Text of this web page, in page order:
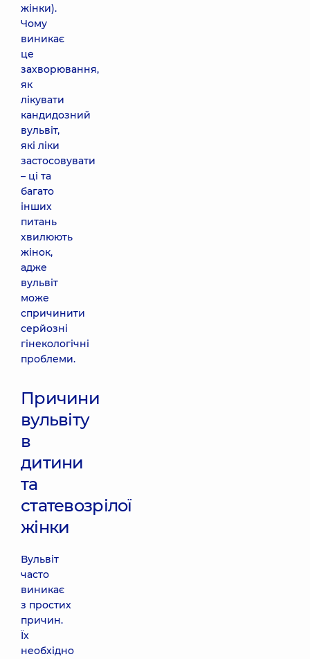
жінки).
Чому
виникає
це
захворювання,
як
лікувати
кандидозний
вульвіт,
які ліки
застосовувати
– ці та
багато
інших
питань
хвилюють
жінок,
адже
вульвіт
може
спричинити
серйозні
гінекологічні
проблеми.
Причини
вульвіту
в
дитини
та
статевозрілої
жінки
Вульвіт
часто
виникає
з простих
причин.
Їх
необхідно